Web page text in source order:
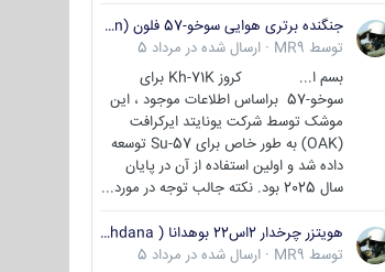
جنگنده برتری هوایی سوخو-57 فلون (Su-57/Felon)
توسط MR9
· ارسال شده در مرداد 5
بسم ا... کروز Kh-71K برای
سوخو-57 براساس اطلاعات موجود ، این
موشک توسط شرکت یونایتد ایرکرافت
(OAK) به طور خاص برای Su-57 توسعه
داده شد و اولین استفاده از آن در پایان
سال 2025 بود. نکته جالب توجه در مورد...
هویتزر چرخدار 2اس22 بوهدانا ( wheeled howitzer 2S22 Bohdana )
توسط MR9
· ارسال شده در مرداد 5